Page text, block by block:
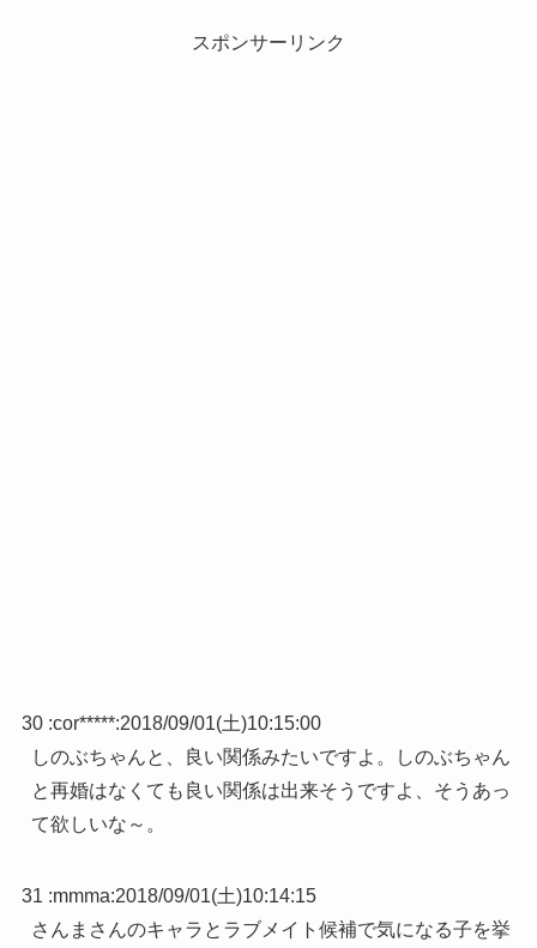
スポンサーリンク
30 :cor*****:2018/09/01(土)10:15:00
しのぶちゃんと、良い関係みたいですよ。しのぶちゃん
と再婚はなくても良い関係は出来そうですよ、そうあっ
て欲しいな～。
31 :mmma:2018/09/01(土)10:14:15
さんまさんのキャラとラブメイト候補で気になる子を挙